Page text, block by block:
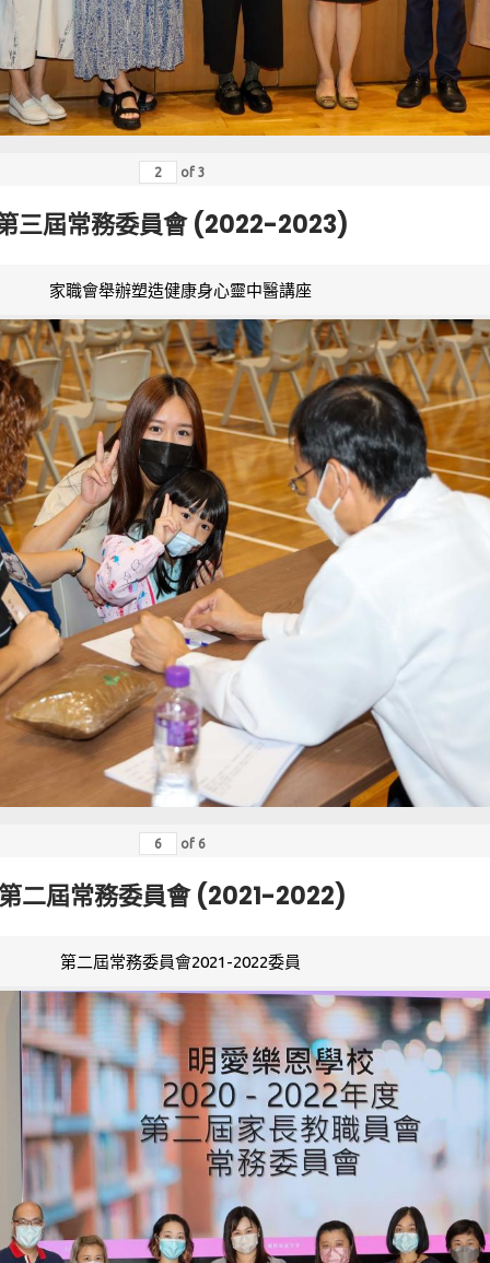
of 3
三屆常務委員會 (2022-2023)
家職會舉辦塑造健康身心靈中醫講座
of 6
二屆常務委員會 (2021-2022)
第二屆常務委員會2021-2022委員